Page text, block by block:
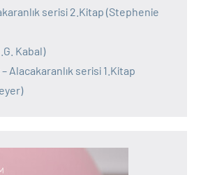
serisi 2.Kitap (Stephenie
Kabal)
Alacakaranlık serisi 1.Kitap